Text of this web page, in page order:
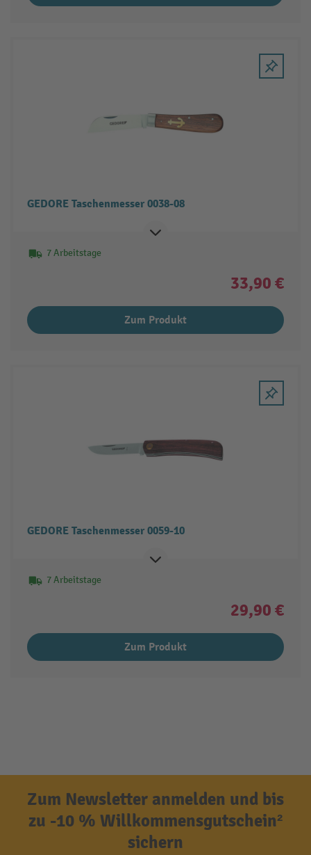
GEDORE Taschenmesser 0038-08
7 Arbeitstage
33,90 €
Zum Produkt
GEDORE Taschenmesser 0059-10
7 Arbeitstage
29,90 €
Zum Produkt
Zum Newsletter anmelden und bis
zu -10 % Willkommensgutschein²
sichern